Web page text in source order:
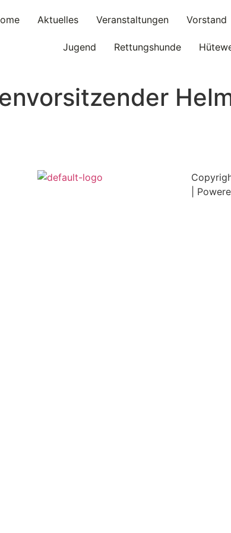
Aktuelles Veranstaltungen Vorstand
Jugend Rettungshunde
|